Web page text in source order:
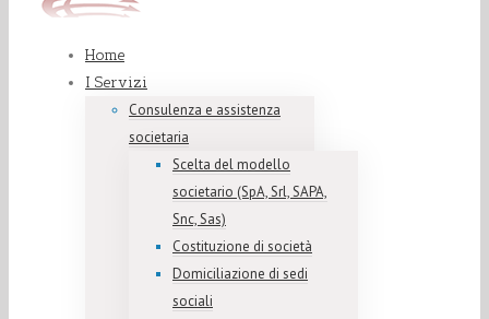
Home
I Servizi
Consulenza e assistenza
societaria
Scelta del modello
societario (SpA, Srl, SAPA,
Snc, Sas)
Costituzione di società
Domiciliazione di sedi
sociali